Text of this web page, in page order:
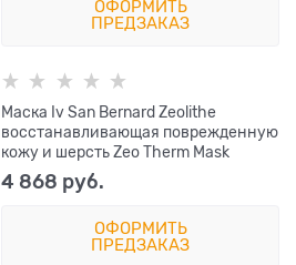
ОФОРМИТЬ
ПРЕДЗАКАЗ
Маска Iv San Bernard Zeolithe
восстанавливающая поврежденную
кожу и шерсть Zeo Therm Mask
4 868 руб.
ОФОРМИТЬ
ПРЕДЗАКАЗ